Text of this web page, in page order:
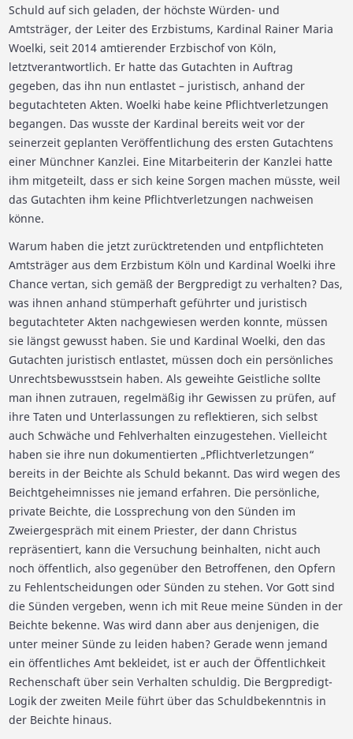
Schuld auf sich geladen, der höchste Würden- und
Amtsträger, der Leiter des Erzbistums, Kardinal Rainer Maria
Woelki, seit 2014 amtierender Erzbischof von Köln,
letztverantwortlich. Er hatte das Gutachten in Auftrag
gegeben, das ihn nun entlastet – juristisch, anhand der
begutachteten Akten. Woelki habe keine Pflichtverletzungen
begangen. Das wusste der Kardinal bereits weit vor der
seinerzeit geplanten Veröffentlichung des ersten Gutachtens
einer Münchner Kanzlei. Eine Mitarbeiterin der Kanzlei hatte
ihm mitgeteilt, dass er sich keine Sorgen machen müsste, weil
das Gutachten ihm keine Pflichtverletzungen nachweisen
könne.
Warum haben die jetzt zurücktretenden und entpflichteten
Amtsträger aus dem Erzbistum Köln und Kardinal Woelki ihre
Chance vertan, sich gemäß der Bergpredigt zu verhalten? Das,
was ihnen anhand stümperhaft geführter und juristisch
begutachteter Akten nachgewiesen werden konnte, müssen
sie längst gewusst haben. Sie und Kardinal Woelki, den das
Gutachten juristisch entlastet, müssen doch ein persönliches
Unrechtsbewusstsein haben. Als geweihte Geistliche sollte
man ihnen zutrauen, regelmäßig ihr Gewissen zu prüfen, auf
ihre Taten und Unterlassungen zu reflektieren, sich selbst
auch Schwäche und Fehlverhalten einzugestehen. Vielleicht
haben sie ihre nun dokumentierten „Pflichtverletzungen“
bereits in der Beichte als Schuld bekannt. Das wird wegen des
Beichtgeheimnisses nie jemand erfahren. Die persönliche,
private Beichte, die Lossprechung von den Sünden im
Zweiergespräch mit einem Priester, der dann Christus
repräsentiert, kann die Versuchung beinhalten, nicht auch
noch öffentlich, also gegenüber den Betroffenen, den Opfern
zu Fehlentscheidungen oder Sünden zu stehen. Vor Gott sind
die Sünden vergeben, wenn ich mit Reue meine Sünden in der
Beichte bekenne. Was wird dann aber aus denjenigen, die
unter meiner Sünde zu leiden haben? Gerade wenn jemand
ein öffentliches Amt bekleidet, ist er auch der Öffentlichkeit
Rechenschaft über sein Verhalten schuldig. Die Bergpredigt-
Logik der zweiten Meile führt über das Schuldbekenntnis in
der Beichte hinaus.